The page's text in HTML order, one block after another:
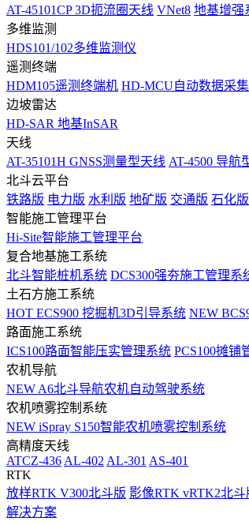
AT-45101CP 3D扼流圈天线 VNet8 地基增强
多维监测
HDS101/102多维监测仪
遥测终端
HDM105遥测终端机 HD-MCU自动数据采
边坡雷达
HD-SAR 地基InSAR
天线
AT-35101H GNSS测量型天线 AT-4500 导航
北斗云平台
铁路版 电力版 水利版 地矿版 交通版 石化版
智能施工管理平台
Hi-Site智能施工管理平台
复合地基施工系统
北斗智能桩机系统 DCS300强夯施工管理系
土石方施工系统
HOT ECS900 挖掘机3D引导系统 NEW
路面施工系统
ICS100路面智能压实管理系统 PCS100摊铺
农机导航
NEW A6北斗导航农机自动驾驶系统
农机喷雾控制系统
NEW iSpray S150智能农机喷雾控制系统
高精度天线
ATCZ-436 AL-402 AL-301 AS-401
RTK
放样RTK V300北斗版 影像RTK vRTK2北斗
解决方案